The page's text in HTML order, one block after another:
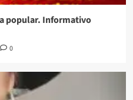
popular. Informativo
0